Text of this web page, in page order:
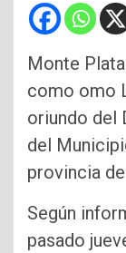
Monte
como omo
oriundo del
del
provincia
Según
pasado